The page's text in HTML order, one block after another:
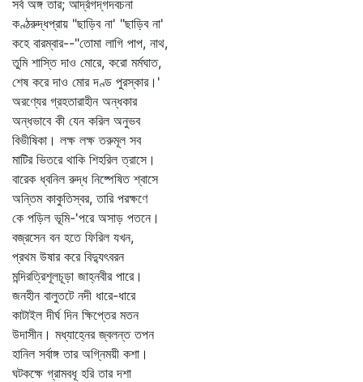
সর্ব অঙ্গ তার; আর্দ্রগদ্‌গদবচনা
কণ্ঠরুদ্ধপ্রায় "ছাড়িব না' "ছাড়িব না'
কহে বারম্বার--"তোমা লাগি পাপ, নাথ,
তুমি শাস্তি দাও মোরে, করো মর্মঘাত,
শেষ করে দাও মোর দণ্ড পুরস্কার।'
অরণ্যের গ্রহতারাহীন অন্ধকার
অন্ধভাবে কী যেন করিল অনুভব
বিভীষিকা। লক্ষ লক্ষ তরুমূল সব
মাটির ভিতরে থাকি শিহরিল ত্রাসে।
বারেক ধ্বনিল রুদ্ধ নিষ্পেষিত শ্বাসে
অন্তিম কাকুতিস্বর, তারি পরক্ষণে
কে পড়িল ভূমি-'পরে অসাড় পতনে।
বজ্রসেন বন হতে ফিরিল যখন,
প্রথম উষার করে বিদ্যুৎবরন
মন্দিরত্রিশূলচূড়া জাহ্নবীর পারে।
জনহীন বালুতটে নদী ধারে-ধারে
কাটাইল দীর্ঘ দিন ক্ষিপ্তের মতন
উদাসীন। মধ্যাহ্নের জ্বলন্ত তপন
হানিল সর্বাঙ্গ তার অগ্নিময়ী কশা।
ঘটকক্ষে গ্রামবধূ হরি তার দশা